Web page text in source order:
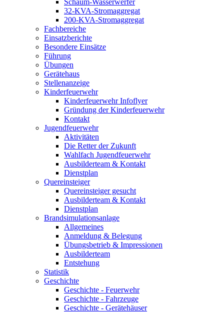
Schaum-Wasserwerfer
32-KVA-Stromaggregat
200-KVA-Stromaggregat
Fachbereiche
Einsatzberichte
Besondere Einsätze
Führung
Übungen
Gerätehaus
Stellenanzeige
Kinderfeuerwehr
Kinderfeuerwehr Infoflyer
Gründung der Kinderfeuerwehr
Kontakt
Jugendfeuerwehr
Aktivitäten
Die Retter der Zukunft
Wahlfach Jugendfeuerwehr
Ausbilderteam & Kontakt
Dienstplan
Quereinsteiger
Quereinsteiger gesucht
Ausbilderteam & Kontakt
Dienstplan
Brandsimulationsanlage
Allgemeines
Anmeldung & Belegung
Übungsbetrieb & Impressionen
Ausbilderteam
Entstehung
Statistik
Geschichte
Geschichte - Feuerwehr
Geschichte - Fahrzeuge
Geschichte - Gerätehäuser